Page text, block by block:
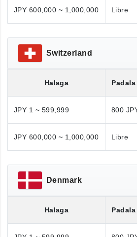
JPY 600,000 ~ 1,000,000 Libre
Switzerland
Halaga
JPY 1 ~ 599,999 800
JPY 600,000 ~ 1,000,000 Libre
Denmark
Halaga